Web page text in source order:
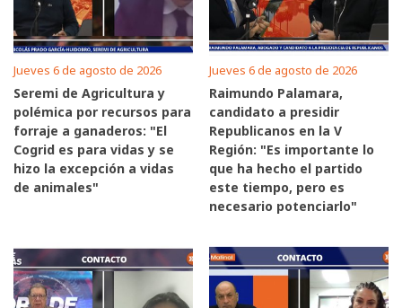
Jueves 6 de agosto de 2026
Seremi de Agricultura y
polémica por recursos para
forraje a ganaderos: "El
Cogrid es para vidas y se
hizo la excepción a vidas
de animales"
Jueves 6 de agosto de 2026
Raimundo Palamara,
candidato a presidir
Republicanos en la V
Región: "Es importante lo
que ha hecho el partido
este tiempo, pero es
necesario potenciarlo"